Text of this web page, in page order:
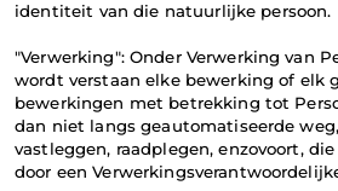
identiteit van die natuurlijke persoon.
"Verwerking": Onder Verwerking van
wordt verstaan elke bewerking of elk
bewerkingen met betrekking tot
dan niet langs geautomatiseerde
vastleggen, raadplegen, enzovoort,
door een